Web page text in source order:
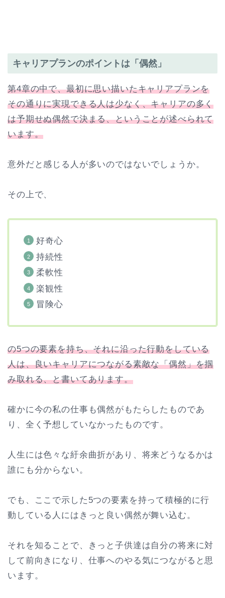
キャリアプランのポイントは「偶然」
第4章の中で、最初に思い描いたキャリアプランを
その通りに実現できる人は少なく、キャリアの多く
は予期せぬ偶然で決まる、ということが述べられて
います。
意外だと感じる人が多いのではないでしょうか。
その上で、
好奇心
持続性
柔軟性
楽観性
冒険心
の5つの要素を持ち、それに沿った行動をしている
人は、良いキャリアにつながる素敵な「偶然」を掴
み取れる、と書いてあります。
確かに今の私の仕事も偶然がもたらしたものであ
り、全く予想していなかったものです。
人生には色々な紆余曲折があり、将来どうなるかは
誰にも分からない。
でも、ここで示した5つの要素を持って積極的に行
動している人にはきっと良い偶然が舞い込む。
それを知ることで、きっと子供達は自分の将来に対
して前向きになり、仕事へのやる気につながると思
います。